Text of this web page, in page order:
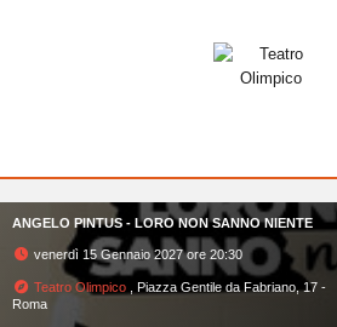
ANGELO PINTUS - LORO NON SANNO NIENTE
venerdì 15 Gennaio 2027 ore 20:30
Teatro Olimpico , Piazza Gentile da Fabriano, 17 -
Roma